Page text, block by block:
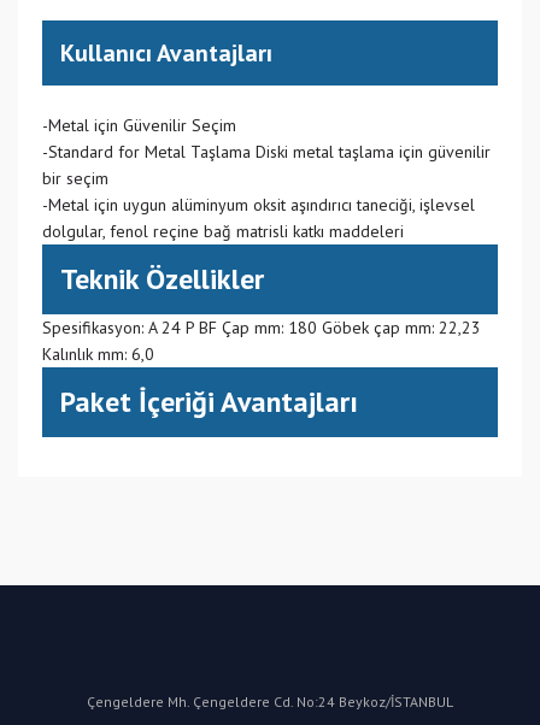
Kullanıcı Avantajları
-Metal için Güvenilir Seçim
-Standard for Metal Taşlama Diski metal taşlama için güvenilir
bir seçim
-Metal için uygun alüminyum oksit aşındırıcı taneciği, işlevsel
dolgular, fenol reçine bağ matrisli katkı maddeleri
Teknik Özellikler
Spesifikasyon: A 24 P BF Çap mm: 180 Göbek çap mm: 22,23
Kalınlık mm: 6,0
Paket İçeriği Avantajları
Çengeldere Mh. Çengeldere Cd. No:24 Beykoz/İSTANBUL